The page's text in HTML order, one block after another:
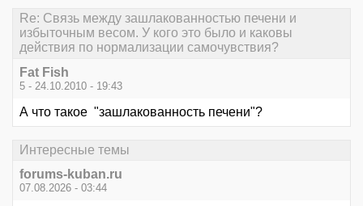
Re: Связь между зашлакованностью печени и
избыточным весом. У кого это было и каковы
действия по нормализации самочувствия?
Fat Fish
5 - 24.10.2010 - 19:43
А что такое "зашлакованность печени"?
Интересные темы
forums-kuban.ru
07.08.2026 - 03:44